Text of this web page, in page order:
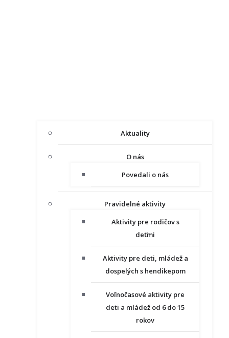
Aktuality
O nás
Povedali o nás
Pravidelné aktivity
Aktivity pre rodičov s
deťmi
Aktivity pre deti, mládež a
dospelých s hendikepom
Voľnočasové aktivity pre
deti a mládež od 6 do 15
rokov